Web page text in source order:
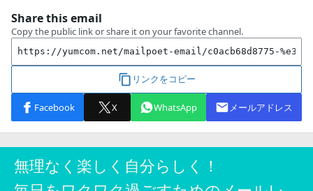
無理なく楽しく自分らしく！